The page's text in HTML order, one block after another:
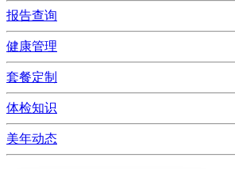
报告查询
健康管理
套餐定制
体检知识
美年动态